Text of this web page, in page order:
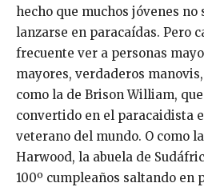
hecho que muchos jóvenes no
lanzarse en paracaídas. Pero
frecuente ver a personas
mayores, verdaderos
como la de Brison William, que
convertido en el paracaidista
veterano del mundo. O como
Harwood, la abuela de
100º cumpleaños saltando en